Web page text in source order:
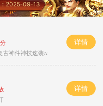
：2025-09-13
古神件神技速装≈
详情
详情